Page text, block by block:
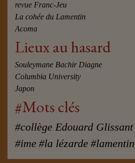
revue Franc-Jeu
La cohée du Lamentin
Acoma
Lieux au hasard
Souleymane Bachir Diagne
Columbia University
Japon
#Mots clés
#collège Edouard Glissant
#ime #la lézarde #lamentin